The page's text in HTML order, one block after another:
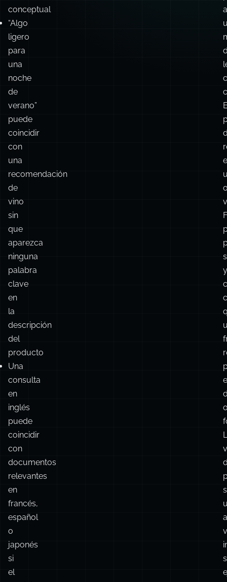
conceptual
“Algo
ligero
para
una
noche
de
verano”
puede
coincidir
con
una
recomendación
de
vino
sin
que
aparezca
ninguna
palabra
clave
en
la
descripción
del
producto
Una
consulta
en
inglés
puede
coincidir
con
documentos
relevantes
en
francés,
español
o
japonés
si
el
a
y